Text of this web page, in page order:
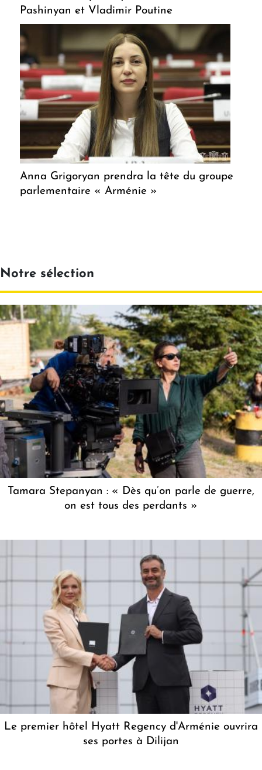
Pashinyan et Vladimir Poutine
Anna Grigoryan prendra la tête du groupe
parlementaire « Arménie »
Notre sélection
Tamara Stepanyan : « Dès qu’on parle de guerre,
on est tous des perdants »
Le premier hôtel Hyatt Regency d'Arménie ouvrira
ses portes à Dilijan